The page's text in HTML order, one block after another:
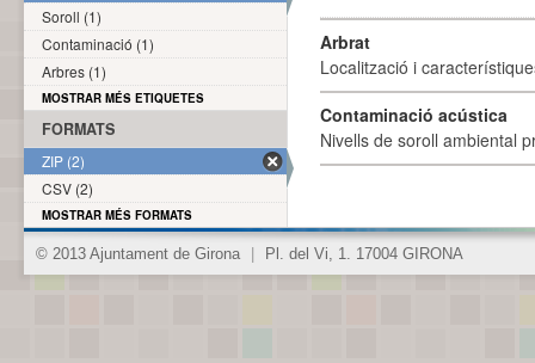
Arbrat
Localització i
Contaminació acústica
Nivells de soroll ambiental
Soroll (1)
Contaminació (1)
Arbres (1)
MOSTRAR MÉS ETIQUETES
FORMATS
ZIP (2)
CSV (2)
MOSTRAR MÉS FORMATS
© 2013 Ajuntament de Girona Pl. del Vi, 1. 17004 GIRONA